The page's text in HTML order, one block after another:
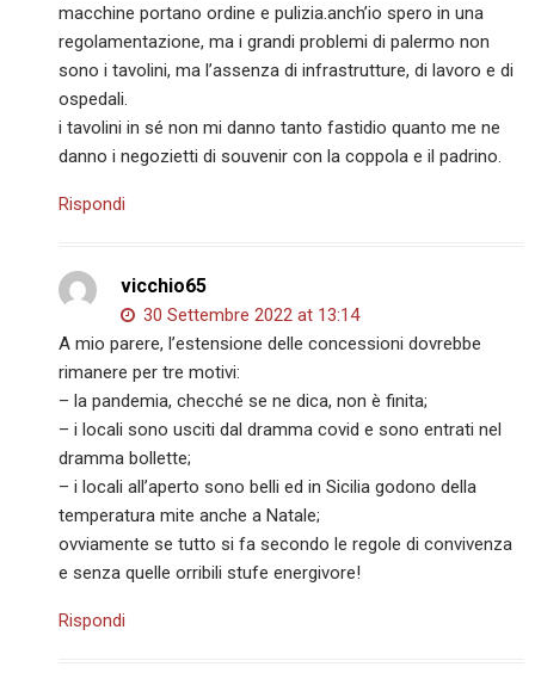
macchine portano ordine e pulizia.anch’io spero in una
regolamentazione, ma i grandi problemi di palermo non
sono i tavolini, ma l’assenza di infrastrutture, di lavoro e di
ospedali.
i tavolini in sé non mi danno tanto fastidio quanto me ne
danno i negozietti di souvenir con la coppola e il padrino.
Rispondi
vicchio65
30 Settembre 2022 at 13:14
A mio parere, l’estensione delle concessioni dovrebbe
rimanere per tre motivi:
– la pandemia, checché se ne dica, non è finita;
– i locali sono usciti dal dramma covid e sono entrati nel
dramma bollette;
– i locali all’aperto sono belli ed in Sicilia godono della
temperatura mite anche a Natale;
ovviamente se tutto si fa secondo le regole di convivenza
e senza quelle orribili stufe energivore!
Rispondi